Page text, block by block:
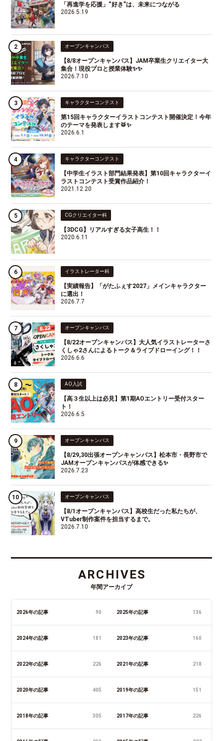
「再進学を応援」“好き”は、未来につながる
2026.5.19
オープンキャンパス
【8/8オープンキャンパス】JAM卒業生クリエイター大
集合！現役プロと授業体験✨✨
2026.7.10
キャラクターコンテスト
第15回キャラクターイラストコンテスト開催決定！今年
のテーマを発表します🥁✨
2026.6.1
キャラクターコンテスト
【中学生イラスト部門結果発表】第10回キャラクターイ
ラストコンテスト受賞作品紹介！
2021.12.20
CGクリエイター科
【3DCG】リアルすぎる女子高生！！
2020.6.11
イラストレーター科
【実績報告】「がたふぇす2027」メインキャラクター
に選出！
2026.7.7
オープンキャンパス
【8/22オープンキャンパス】大人気イラストレーターさ
くしゃ2さんによるトーク＆ライブドローイング！！
2026.6.6
AO入試
【高３生以上は必見】第1期AOエントリー受付スター
ト！
2026.6.5
オープンキャンパス
【8/29,30出張オープンキャンパス】松本市・長野市で
JAMオープンキャンパスが体感できる✨
2026.7.23
オープンキャンパス
【8/1オープンキャンパス】高校生だった私たちが、
VTuber制作案件を担当するまで。
2026.7.10
ARCHIVES
年間アーカイブ
2026年の記事 90 2025年の記事 136
2024年の記事 181 2023年の記事 160
2022年の記事 226 2021年の記事 218
2020年の記事 405 2019年の記事 151
2018年の記事 305 2017年の記事 226